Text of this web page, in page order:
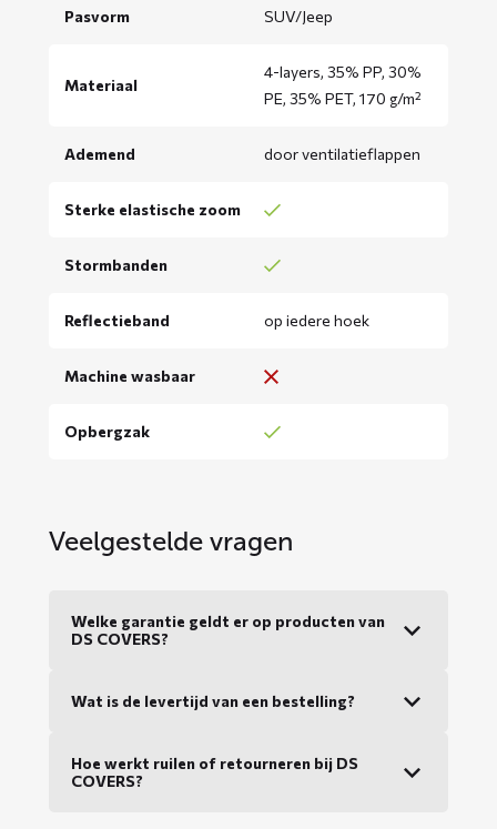
Pasvorm SUV/Jeep
Materiaal
4-layers, 35% PP, 30%
PE, 35% PET, 170 g/m²
Ademend door ventilatieflappen
Sterke elastische zoom
Stormbanden
Reflectieband op iedere hoek
Machine wasbaar
Opbergzak
Veelgestelde vragen
Welke garantie geldt er op producten van
DS COVERS?
Wat is de levertijd van een bestelling?
Hoe werkt ruilen of retourneren bij DS
COVERS?